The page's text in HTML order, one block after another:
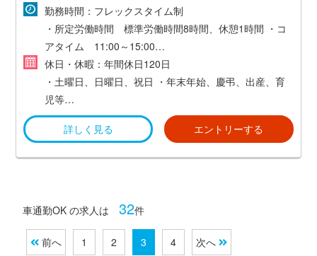
ご希望と経験等を考慮し、当社規定により決定いたしま
す。
勤務時間：フレックスタイム制
・所定労働時間 標準労働時間8時間、休憩1時間 ・コ
アタイム 11:00～15:00
※時間外労働あり
休日・休暇：年間休日120日
・土曜日、日曜日、祝日 ・年末年始、慶弔、出産、育
児等
・有給休暇（3か月経過時に15日付与）
詳しく見る
エントリーする
車通勤OK の求人は 32件
前へ 1 2 3 4 次へ